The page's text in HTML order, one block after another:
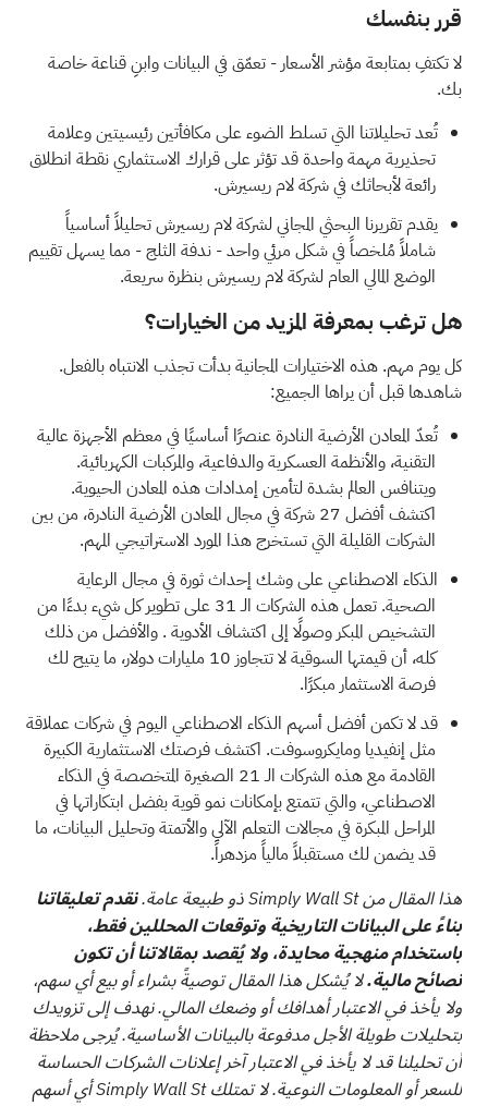
قرر بنفسك
لا تكتفِ بمتابعة مؤشر الأسعار - تعمّق في البيانات وابنِ قناعة خاصة
بك.
تُعد تحليلاتنا التي تسلط الضوء على مكافأتين رئيسيتين وعلامة
تحذيرية مهمة واحدةقد تؤثر على قرارك الاستثماري نقطة انطلاق
رائعة لأبحاثك في شركة لام ريسيرش.
يقدم تقريرنا البحثي المجاني لشركة لام ريسيرشتحليلاً أساسياً
شاملاً مُلخصاً في شكل مرئي واحد - ندفة الثلج - مما يسهل تقييم
الوضع المالي العام لشركة لام ريسيرش بنظرة سريعة.
هل ترغب بمعرفة المزيد من الخيارات؟
كل يوم مهم. هذه الاختيارات المجانية بدأت تجذب الانتباه بالفعل.
شاهدها قبل أن يراها الجميع:
تُعدّ المعادن الأرضية النادرة عنصرًا أساسيًا في معظم الأجهزة عالية
التقنية، والأنظمة العسكرية والدفاعية، والمركبات الكهربائية.
ويتنافس العالم بشدة لتأمين إمدادات هذه المعادن الحيوية.
اكتشفأفضل 27 شركة في مجال المعادن الأرضية النادرة،
من بين
الشركات القليلة التي تستخرج هذا المورد الاستراتيجي المهم.
الذكاء الاصطناعي على وشك إحداث ثورة في مجال الرعاية
الصحية.
تعمل هذه الشركات الـ 31 على تطوير كل شيء بدءًا من
التشخيص المبكر وصولًا إلى اكتشاف الأدوية. والأفضل من ذلك
كله، أن قيمتها السوقية لا تتجاوز 10 مليارات دولار، ما يتيح لك
فرصة الاستثمار مبكرًا.
قد لا تكمن أفضل أسهم الذكاء الاصطناعي اليوم في شركات عملاقة
مثل إنفيديا ومايكروسوفت. اكتشف فرصتك الاستثمارية الكبيرة
القادمة مع هذه
الشركات الـ 21 الصغيرة المتخصصة في الذكاء
الاصطناعي، والتي تتمتع بإمكانات نمو قويةبفضل ابتكاراتها في
المراحل المبكرة في مجالات التعلم الآلي والأتمتة وتحليل البيانات، ما
قد يضمن لك مستقبلاً مالياً مزدهراً.
هذا المقال من Simply Wall St ذو طبيعة عامة.
نقدم تعليقاتنا
بناءً على البيانات التاريخية وتوقعات المحللين فقط،
باستخدام منهجية محايدة، ولا يُقصد بمقالاتنا أن تكون
نصائح مالية.لا يُشكل هذا المقال توصيةً بشراء أو بيع أي سهم،
ولا يأخذ في الاعتبار أهدافك أو وضعك المالي. نهدف إلى تزويدك
بتحليلات طويلة الأجل مدفوعة بالبيانات الأساسية. يُرجى ملاحظة
أن تحليلنا قد لا يأخذ في الاعتبار آخر إعلانات الشركات الحساسة
للسعر أو المعلومات النوعية. لا تمتلك Simply Wall St أي أسهم